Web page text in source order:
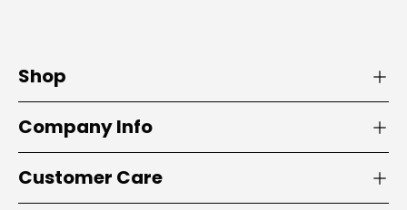
Shop
Company Info
Customer Care